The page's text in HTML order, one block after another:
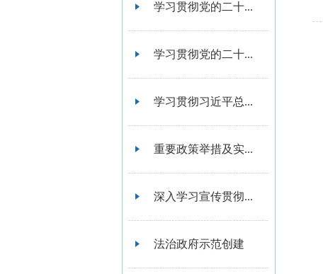
学习贯彻党的二十...
学习贯彻党的二十...
学习贯彻习近平总...
重要政策举措及实...
深入学习宣传贯彻...
法治政府示范创建